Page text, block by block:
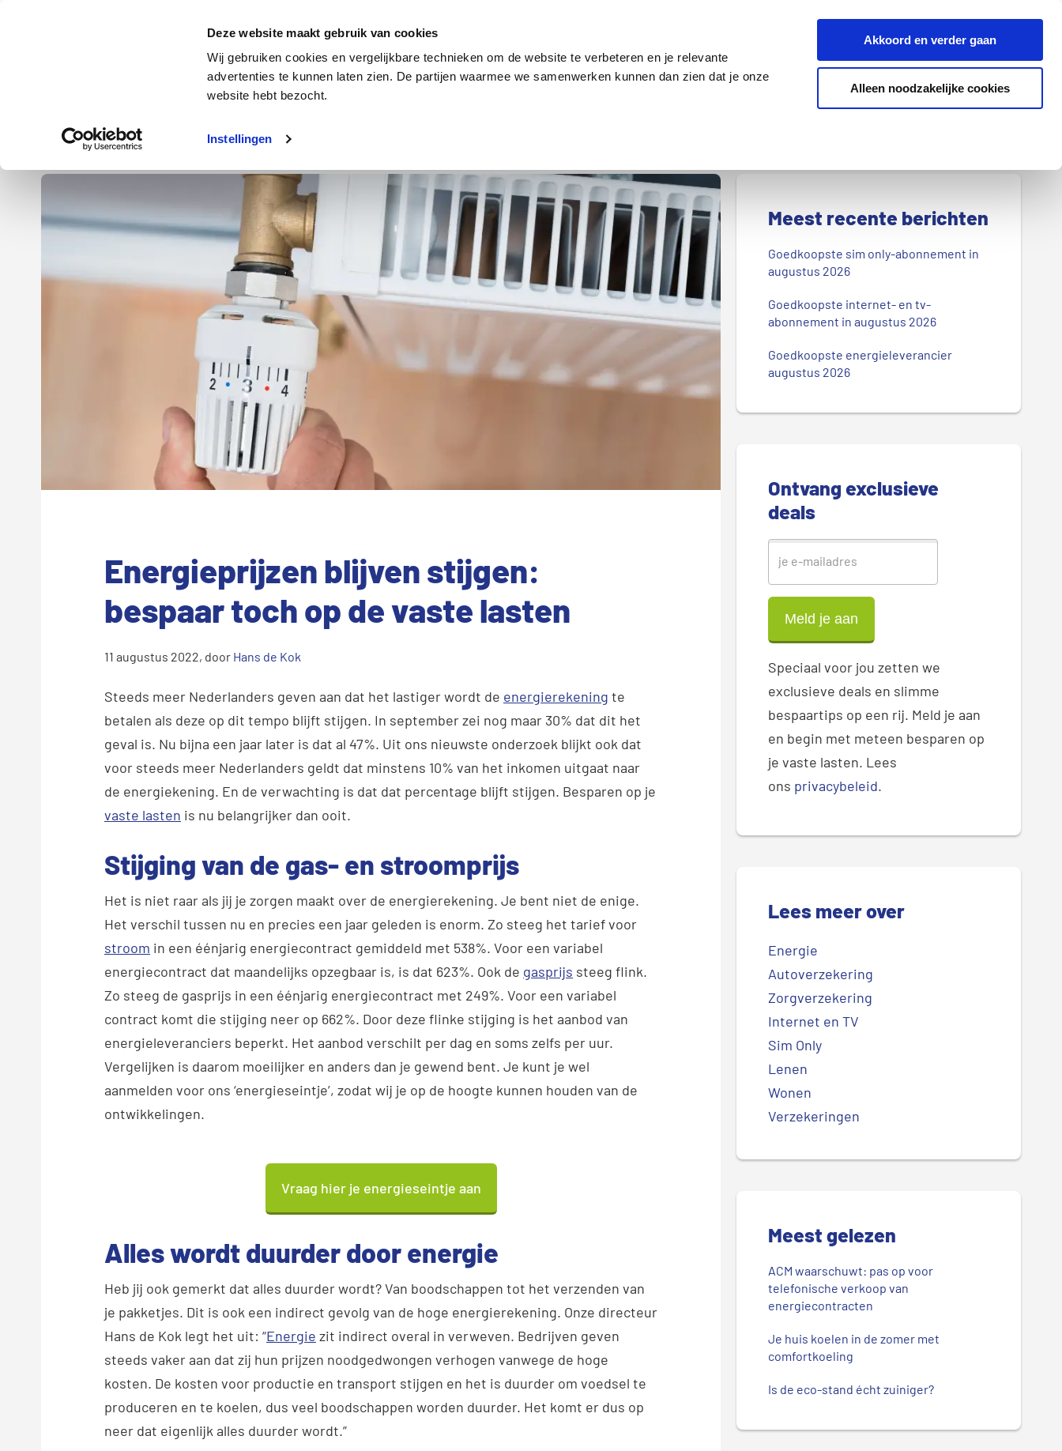
Deze website maakt gebruik van cookies
Wij gebruiken cookies en vergelijkbare technieken om de website te verbeteren en je relevante
advertenties te kunnen laten zien. De partijen waarmee we samenwerken kunnen dan zien dat je onze
website hebt bezocht.
Instellingen
Akkoord en verder gaan
Alleen noodzakelijke cookies
Energie Verzekeringen Internet en tv
Z
e
k
d
n
b
o
g
.
.
Energie Autoverzekering
Energieprijzen blijven stijgen:
bespaar toch op de vaste lasten
11 augustus 2022, door Hans de Kok
Steeds meer Nederlanders geven aan dat het lastiger wordt de energierekening te
betalen als deze op dit tempo blijft stijgen. In september zei nog maar 30% dat dit het
geval is. Nu bijna een jaar later is dat al 47%. Uit ons nieuwste onderzoek blijkt ook dat
voor steeds meer Nederlanders geldt dat minstens 10% van het inkomen uitgaat naar
de energiekening. En de verwachting is dat dat percentage blijft stijgen. Besparen op je
vaste lasten is nu belangrijker dan ooit.
Stijging van de gas- en stroomprijs
Het is niet raar als jij je zorgen maakt over de energierekening. Je bent niet de enige.
Het verschil tussen nu en precies een jaar geleden is enorm. Zo steeg het tarief voor
stroom in een éénjarig energiecontract gemiddeld met 538%. Voor een variabel
energiecontract dat maandelijks opzegbaar is, is dat 623%. Ook de gasprijs steeg flink.
Zo steeg de gasprijs in een éénjarig energiecontract met 249%. Voor een variabel
contract komt die stijging neer op 662%. Door deze flinke stijging is het aanbod van
energieleveranciers beperkt. Het aanbod verschilt per dag en soms zelfs per uur.
Vergelijken is daarom moeilijker en anders dan je gewend bent. Je kunt je wel
aanmelden voor ons ‘energieseintje’, zodat wij je op de hoogte kunnen houden van de
ontwikkelingen.
Vraag hier je energieseintje aan
Alles wordt duurder door energie
Heb jij ook gemerkt dat alles duurder wordt? Van boodschappen tot het verzenden van
je pakketjes. Dit is ook een indirect gevolg van de hoge energierekening. Onze directeur
Hans de Kok legt het uit: “Energie zit indirect overal in verweven. Bedrijven geven
steeds vaker aan dat zij hun prijzen noodgedwongen verhogen vanwege de hoge
kosten. De kosten voor productie en transport stijgen en het is duurder om voedsel te
produceren en te koelen, dus veel boodschappen worden duurder. Het komt er dus op
neer dat eigenlijk alles duurder wordt.”
P
e
Meest recente berichten
Goedkoopste sim only-abonnement in
augustus 2026
Goedkoopste internet- en tv-
abonnement in augustus 2026
Goedkoopste energieleverancier
augustus 2026
Ontvang exclusieve
deals
Speciaal voor jou zetten we
exclusieve deals en slimme
bespaartips op een rij. Meld je aan
en begin met meteen besparen op
je vaste lasten. Lees
ons privacybeleid.
Lees meer over
Energie
Autoverzekering
Zorgverzekering
Internet en TV
Sim Only
Lenen
Wonen
Verzekeringen
Meest gelezen
ACM waarschuwt: pas op voor
telefonische verkoop van
energiecontracten
Je huis koelen in de zomer met
comfortkoeling
Is de eco-stand écht zuiniger?